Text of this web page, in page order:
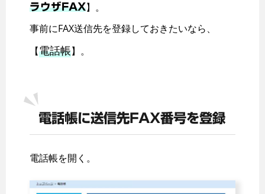
ラウザFAX】。
事前にFAX送信先を登録しておきたいなら、
【電話帳】。
電話帳に送信先FAX番号を登録
電話帳を開く。